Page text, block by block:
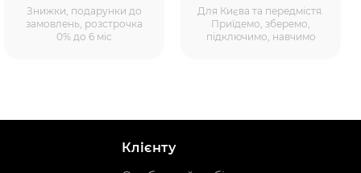
Знижки, подарунки до
замовлень, розстрочка
0% до 6 міс
Для Києва та передмістя.
Приїдемо, зберемо,
підключимо, навчимо
Клієнту